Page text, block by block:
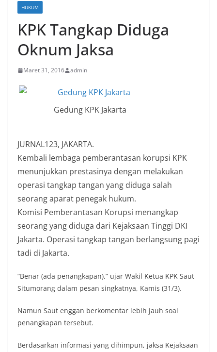
HUKUM
KPK Tangkap Diduga
Oknum Jaksa
Maret 31, 2016 admin
Gedung KPK Jakarta
JURNAL123, JAKARTA.
Kembali lembaga pemberantasan korupsi KPK
menunjukkan prestasinya dengan melakukan
operasi tangkap tangan yang diduga salah
seorang aparat penegak hukum.
Komisi Pemberantasan Korupsi menangkap
seorang yang diduga dari Kejaksaan Tinggi DKI
Jakarta. Operasi tangkap tangan berlangsung pagi
tadi di Jakarta.
“Benar (ada penangkapan),” ujar Wakil Ketua KPK Saut
Situmorang dalam pesan singkatnya, Kamis (31/3).
Namun Saut enggan berkomentar lebih jauh soal
penangkapan tersebut.
Berdasarkan informasi yang dihimpun, jaksa Kejaksaan